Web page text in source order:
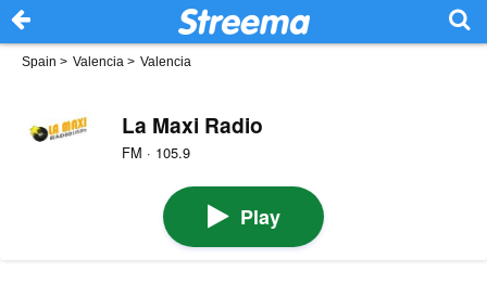
Spain > Valencia > Valencia
La Maxi Radio
FM · 105.9
Play